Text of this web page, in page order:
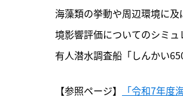
海藻類の挙動や周辺環境に
境影響評価についてのシミ
有人潜水調査船「しんかい
【参照ページ】 「令和7年